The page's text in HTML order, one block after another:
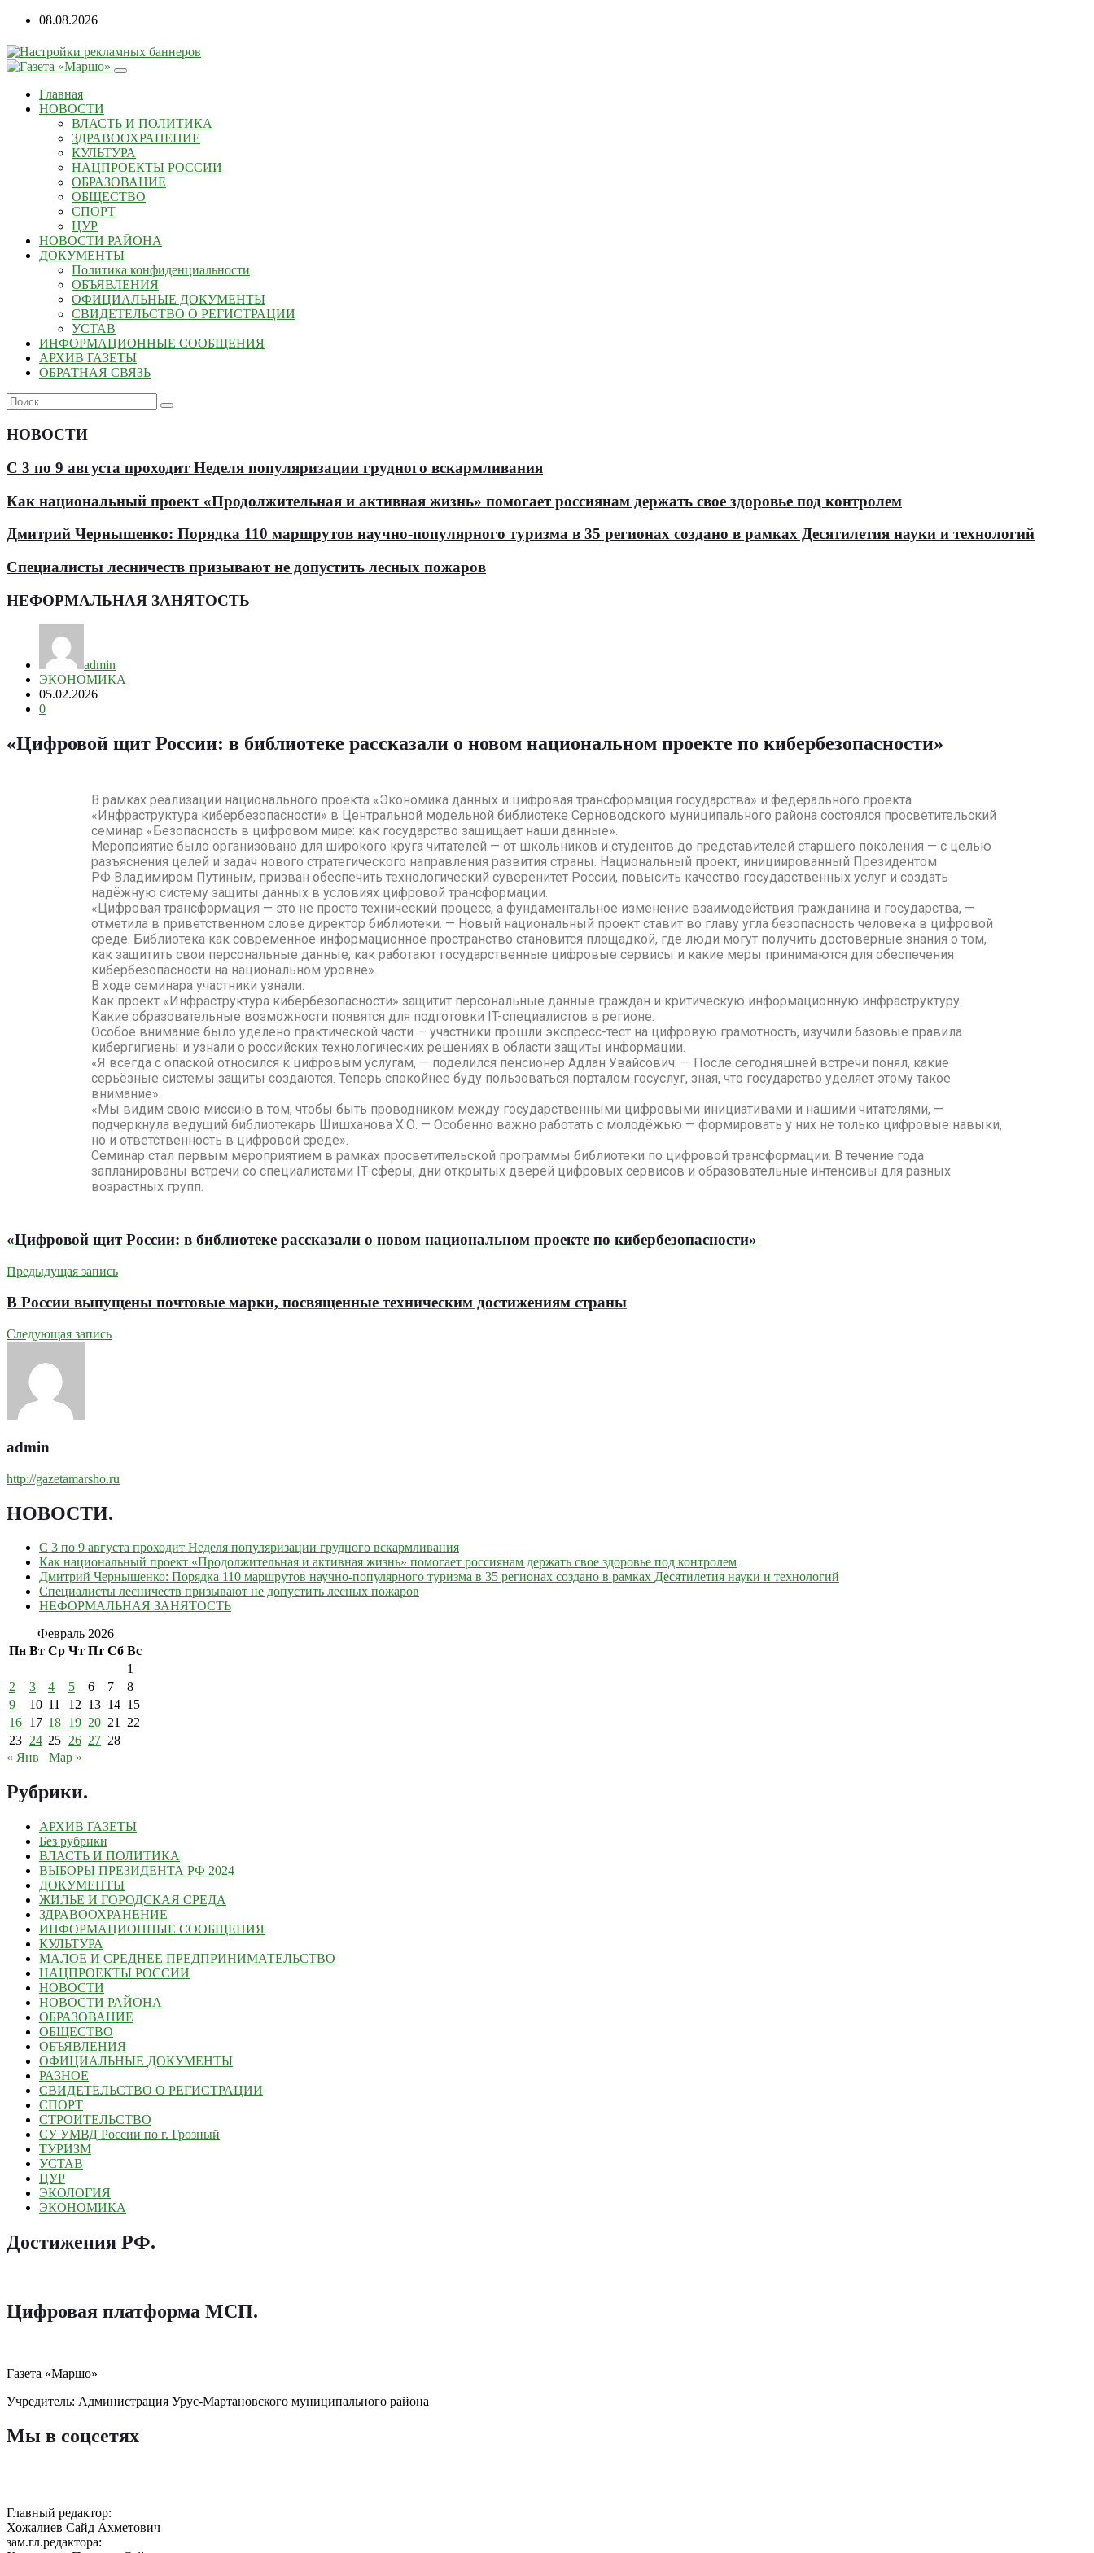
08.08.2026
Главная
НОВОСТИ
ВЛАСТЬ И ПОЛИТИКА
ЗДРАВООХРАНЕНИЕ
КУЛЬТУРА
НАЦПРОЕКТЫ РОССИИ
ОБРАЗОВАНИЕ
ОБЩЕСТВО
СПОРТ
ЦУР
НОВОСТИ РАЙОНА
ДОКУМЕНТЫ
Политика конфиденциальности
ОБЪЯВЛЕНИЯ
ОФИЦИАЛЬНЫЕ ДОКУМЕНТЫ
СВИДЕТЕЛЬСТВО О РЕГИСТРАЦИИ
УСТАВ
ИНФОРМАЦИОННЫЕ СООБЩЕНИЯ
АРХИВ ГАЗЕТЫ
ОБРАТНАЯ СВЯЗЬ
НОВОСТИ
С 3 по 9 августа проходит Неделя популяризации грудного вскармливания
Как национальный проект «Продолжительная и активная жизнь» помогает россиянам держать свое здоровье под контролем
Дмитрий Чернышенко: Порядка 110 маршрутов научно-популярного туризма в 35 регионах создано в рамках Десятилетия науки и технологий
Специалисты лесничеств призывают не допустить лесных пожаров
НЕФОРМАЛЬНАЯ ЗАНЯТОСТЬ
admin
ЭКОНОМИКА
05.02.2026
0
«Цифровой щит России: в библиотеке рассказали о новом национальном проекте по кибербезопасности»
В рамках реализации национального проекта «Экономика данных и цифровая трансформация государства» и федерального проекта
«Инфраструктура кибербезопасности» в Центральной модельной библиотеке Серноводского муниципального района состоялся просветительский
семинар «Безопасность в цифровом мире: как государство защищает наши данные».
Мероприятие было организовано для широкого круга читателей — от школьников и студентов до представителей старшего поколения — с целью
разъяснения целей и задач нового стратегического направления развития страны. Национальный проект, инициированный Президентом
РФ Владимиром Путиным, призван обеспечить технологический суверенитет России, повысить качество государственных услуг и создать
надёжную систему защиты данных в условиях цифровой трансформации.
«Цифровая трансформация — это не просто технический процесс, а фундаментальное изменение взаимодействия гражданина и государства, —
отметила в приветственном слове директор библиотеки. — Новый национальный проект ставит во главу угла безопасность человека в цифровой
среде. Библиотека как современное информационное пространство становится площадкой, где люди могут получить достоверные знания о том,
как защитить свои персональные данные, как работают государственные цифровые сервисы и какие меры принимаются для обеспечения
кибербезопасности на национальном уровне».
В ходе семинара участники узнали:
Как проект «Инфраструктура кибербезопасности» защитит персональные данные граждан и критическую информационную инфраструктуру.
Какие образовательные возможности появятся для подготовки IT-специалистов в регионе.
Особое внимание было уделено практической части — участники прошли экспресс-тест на цифровую грамотность, изучили базовые правила
кибергигиены и узнали о российских технологических решениях в области защиты информации.
«Я всегда с опаской относился к цифровым услугам, — поделился пенсионер Адлан Увайсович. — После сегодняшней встречи понял, какие
серьёзные системы защиты создаются. Теперь спокойнее буду пользоваться порталом госуслуг, зная, что государство уделяет этому такое
внимание».
«Мы видим свою миссию в том, чтобы быть проводником между государственными цифровыми инициативами и нашими читателями, —
подчеркнула ведущий библиотекарь Шишханова Х.О. — Особенно важно работать с молодёжью — формировать у них не только цифровые навыки,
но и ответственность в цифровой среде».
Семинар стал первым мероприятием в рамках просветительской программы библиотеки по цифровой трансформации. В течение года
запланированы встречи со специалистами IT-сферы, дни открытых дверей цифровых сервисов и образовательные интенсивы для разных
возрастных групп.
«Цифровой щит России: в библиотеке рассказали о новом национальном проекте по кибербезопасности»
Предыдущая запись
В России выпущены почтовые марки, посвященные техническим достижениям страны
Следующая запись
admin
http://gazetamarsho.ru
НОВОСТИ.
С 3 по 9 августа проходит Неделя популяризации грудного вскармливания
Как национальный проект «Продолжительная и активная жизнь» помогает россиянам держать свое здоровье под контролем
Дмитрий Чернышенко: Порядка 110 маршрутов научно-популярного туризма в 35 регионах создано в рамках Десятилетия науки и технологий
Специалисты лесничеств призывают не допустить лесных пожаров
НЕФОРМАЛЬНАЯ ЗАНЯТОСТЬ
Февраль 2026
Пн Вт Ср Чт Пт Сб Вс
1
2
3 4 5 6 7
8
9
10 11 12 13 14 15
16 17 18 19 20 21 22
23 24 25 26 27 28
« Янв
Мар »
Рубрики.
АРХИВ ГАЗЕТЫ
Без рубрики
ВЛАСТЬ И ПОЛИТИКА
ВЫБОРЫ ПРЕЗИДЕНТА РФ 2024
ДОКУМЕНТЫ
ЖИЛЬЕ И ГОРОДСКАЯ СРЕДА
ЗДРАВООХРАНЕНИЕ
ИНФОРМАЦИОННЫЕ СООБЩЕНИЯ
КУЛЬТУРА
МАЛОЕ И СРЕДНЕЕ ПРЕДПРИНИМАТЕЛЬСТВО
НАЦПРОЕКТЫ РОССИИ
НОВОСТИ
НОВОСТИ РАЙОНА
ОБРАЗОВАНИЕ
ОБЩЕСТВО
ОБЪЯВЛЕНИЯ
ОФИЦИАЛЬНЫЕ ДОКУМЕНТЫ
РАЗНОЕ
СВИДЕТЕЛЬСТВО О РЕГИСТРАЦИИ
СПОРТ
СТРОИТЕЛЬСТВО
СУ УМВД России по г. Грозный
ТУРИЗМ
УСТАВ
ЦУР
ЭКОЛОГИЯ
ЭКОНОМИКА
Достижения РФ.
Цифровая платформа МСП.
Газета «Маршо»
Учредитель: Администрация Урус-Мартановского муниципального района
Мы в соцсетях
Главный редактор:
Хожалиев Сайд Ахметович
зам.гл.редактора: